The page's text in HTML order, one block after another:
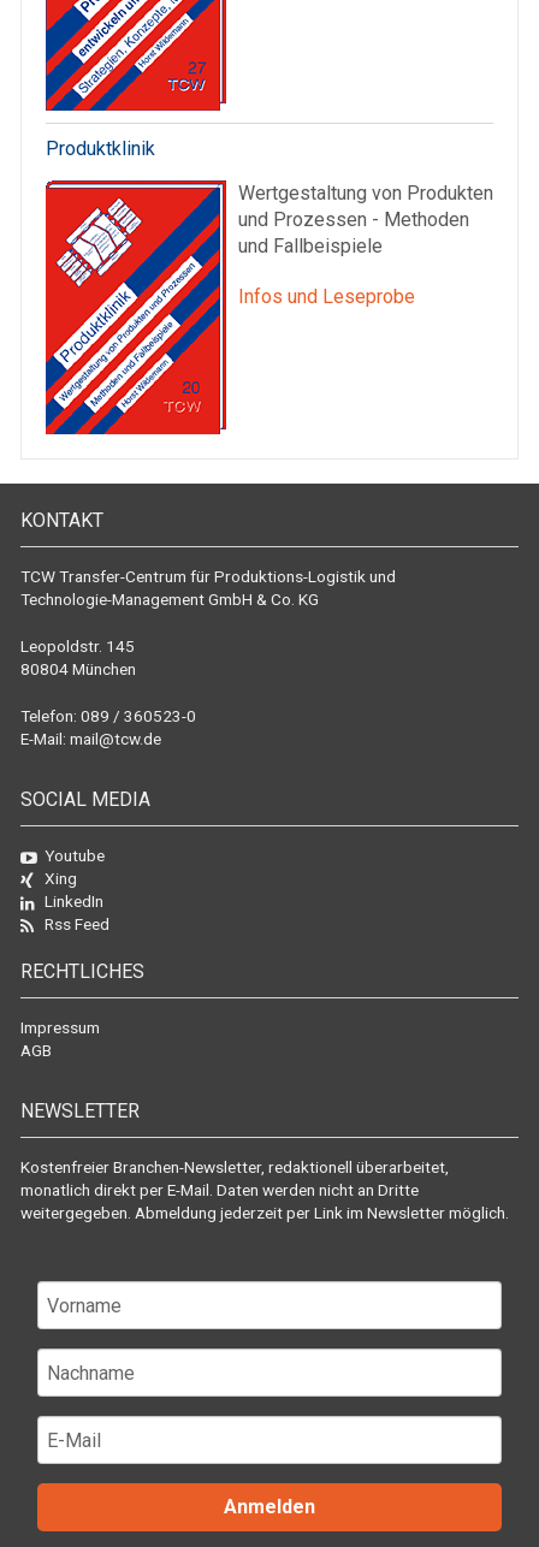
Produktklinik
Wertgestaltung von Produkten
und Prozessen - Methoden
und Fallbeispiele
Infos und Leseprobe
KONTAKT
TCW Transfer-Centrum für Produktions-Logistik und
Technologie-Management GmbH & Co. KG
Leopoldstr. 145
80804 München
Telefon: 089 / 360523-0
E-Mail: mail@tcw.de
SOCIAL MEDIA
Youtube
Xing
LinkedIn
Rss Feed
RECHTLICHES
Impressum
AGB
NEWSLETTER
Kostenfreier Branchen-Newsletter, redaktionell überarbeitet,
monatlich direkt per E-Mail. Daten werden nicht an Dritte
weitergegeben. Abmeldung jederzeit per Link im Newsletter möglich.
Anmelden